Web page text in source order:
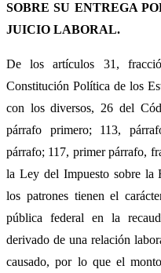
SOBRE SU ENTREGA
JUICIO LABORAL.
De los artículos 31,
Constitución Política de los
con los diversos, 26 del
párrafo primero; 113,
párrafo; 117, primer párrafo,
la Ley del Impuesto sobre la
los patrones tienen el
pública federal en la
derivado de una relación
causado, por lo que el